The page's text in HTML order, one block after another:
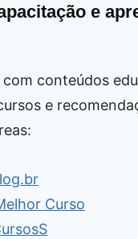
e
conteúdos
e
Curso